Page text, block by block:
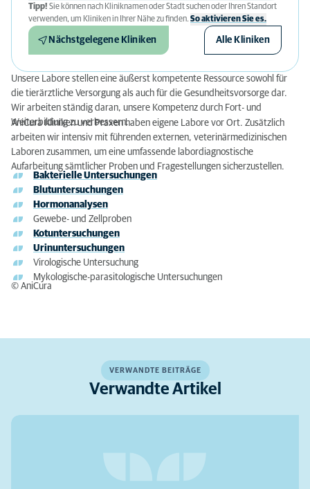
Tipp! Sie können nach Kliniknamen oder Stadt suchen oder Ihren Standort
verwenden, um Kliniken in Ihrer Nähe zu finden. So aktivieren Sie es.
Nächstgelegene Kliniken Alle Kliniken
Unsere Labore stellen eine äußerst kompetente Ressource sowohl für
die tierärztliche Versorgung als auch für die Gesundheitsvorsorge dar.
Wir arbeiten ständig daran, unsere Kompetenz durch Fort- und
Weiterbildung zu verbessern.
AniCura Kliniken und Praxen haben eigene Labore vor Ort. Zusätzlich
arbeiten wir intensiv mit führenden externen, veterinärmedizinischen
Laboren zusammen, um eine umfassende labordiagnostische
Aufarbeitung sämtlicher Proben und Fragestellungen sicherzustellen.
Bakterielle Untersuchungen
Blutuntersuchungen
Hormonanalysen
Gewebe- und Zellproben
Kotuntersuchungen
Urinuntersuchungen
Virologische Untersuchung
Mykologische-parasitologische Untersuchungen
© AniCura
VERWANDTE BEITRÄGE
Verwandte Artikel